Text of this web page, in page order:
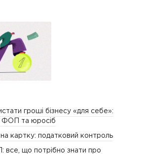
гроші бізнесу «для себе»:
ФОП та юросіб
картку: податковий контроль
все, що потрібно знати про